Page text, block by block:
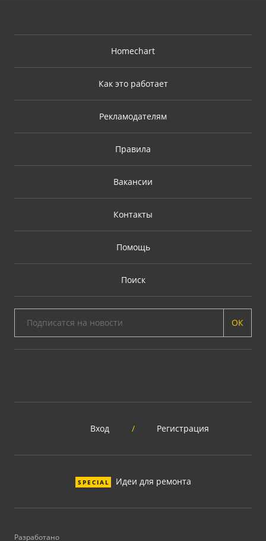
Homechart
Как это работает
Рекламодателям
Правила
Вакансии
Контакты
Помощь
Поиск
ОК
Вход / Регистрация
SPECIAL Идеи для ремонта
Разработано